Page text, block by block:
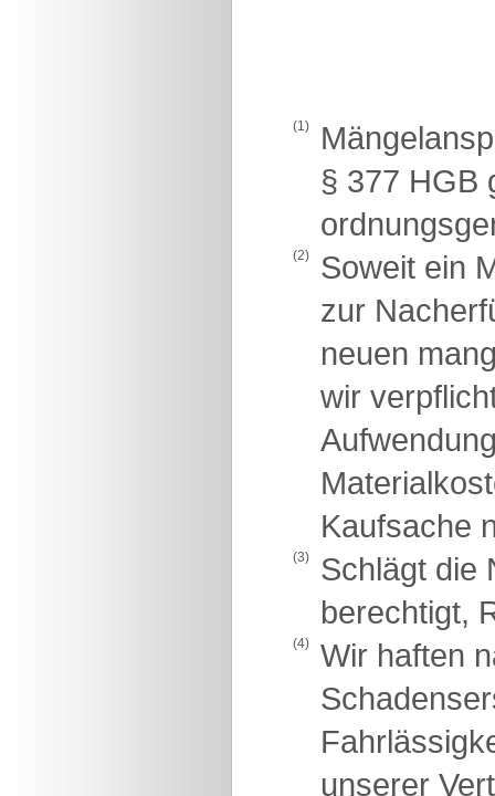
(1)
§ 377 HGB
(2)
Soweit ein
zur
neuen
wir
Kaufsache
(3)
Schlägt die
berechtigt,
(4)
Wir haften
unserer